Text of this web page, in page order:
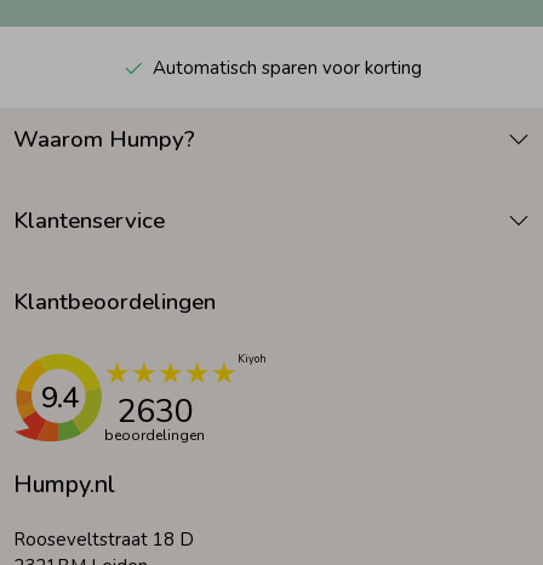
Automatisch sparen voor korting
Humpy.nl
Rooseveltstraat 18 D
Waarom Humpy?
Klantenservice
Klantbeoordelingen
9.4 2630
beoordelingen